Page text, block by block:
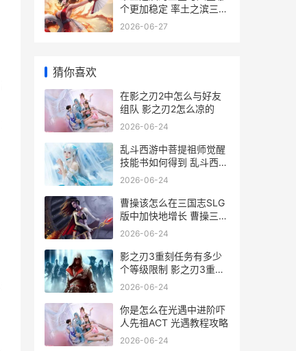
个更加稳定 率土之滨三星
必留武将
2026-06-27
猜你喜欢
在影之刃2中怎么与好友
组队 影之刃2怎么凉的
2026-06-24
乱斗西游中菩提祖师觉醒
技能书如何得到 乱斗西游
菩提祖师怎么获得
2026-06-24
曹操该怎么在三国志SLG
版中加快地增长 曹操三招
脱坑指南
2026-06-24
影之刃3重刻任务有多少
个等级限制 影之刃3重刻
任务叫什么
2026-06-24
你是怎么在光遇中进阶吓
人先祖ACT 光遇教程攻略
2026-06-24